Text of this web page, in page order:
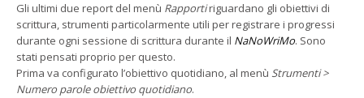
Gli ultimi due report del menù Rapportiriguardano gli obiettivi di
scrittura, strumenti particolarmente utili per registrare i progressi
durante ogni sessione di scrittura durante il NaNoWriMo. Sono
stati pensati proprio per questo.
Prima va configurato l’obiettivo quotidiano, al menù Strumenti >
Numero parole obiettivo quotidiano.